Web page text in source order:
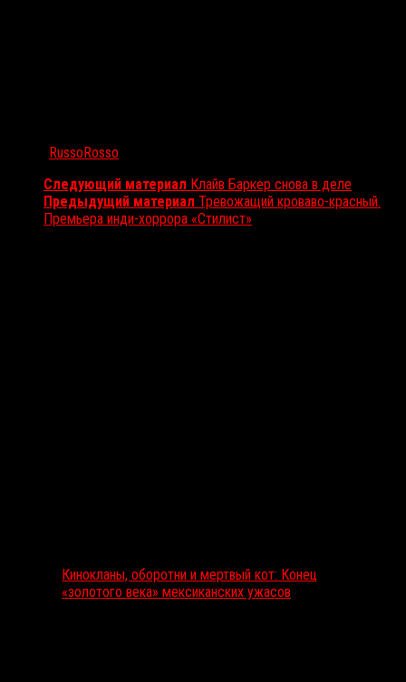
RussoRosso
Следующий материал Клайв Баркер снова в деле
Предыдущий материал Тревожащий кроваво-красный.
Премьера инди-хоррора «Стилист»
Кинокланы, оборотни и мертвый кот: Конец
«золотого века» мексиканских ужасов